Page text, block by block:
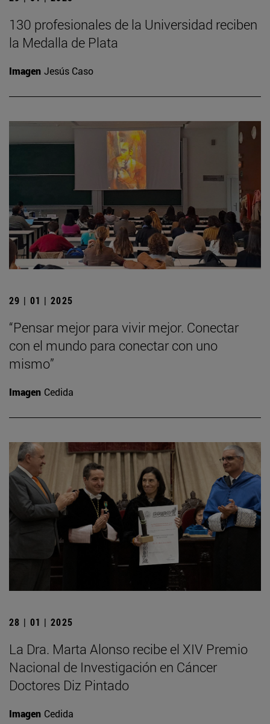
130 profesionales de la Universidad reciben
la Medalla de Plata
Imagen Jesús Caso
29 | 01 | 2025
“Pensar mejor para vivir mejor. Conectar
con el mundo para conectar con uno
mismo”
Imagen Cedida
28 | 01 | 2025
La Dra. Marta Alonso recibe el XIV Premio
Nacional de Investigación en Cáncer
Doctores Diz Pintado
Imagen Cedida